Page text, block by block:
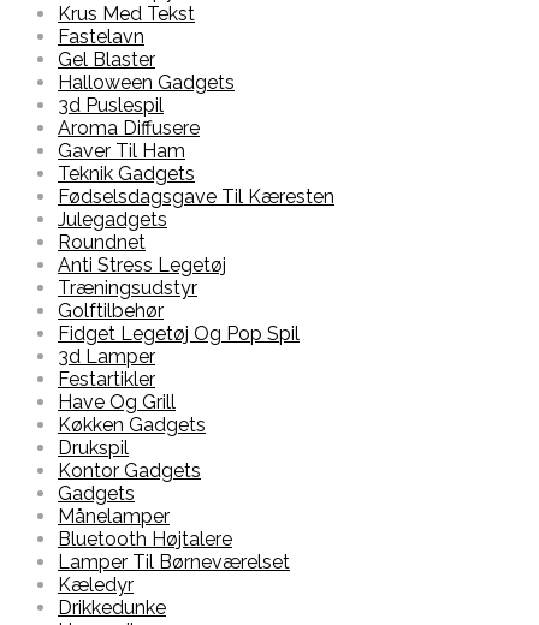
Krus Med Tekst
Fastelavn
Gel Blaster
Halloween Gadgets
3d Puslespil
Aroma Diffusere
Gaver Til Ham
Teknik Gadgets
Fødselsdagsgave Til Kæresten
Julegadgets
Roundnet
Anti Stress Legetøj
Træningsudstyr
Golftilbehør
Fidget Legetøj Og Pop Spil
3d Lamper
Festartikler
Have Og Grill
Køkken Gadgets
Drukspil
Kontor Gadgets
Gadgets
Månelamper
Bluetooth Højtalere
Lamper Til Børneværelset
Kæledyr
Drikkedunke